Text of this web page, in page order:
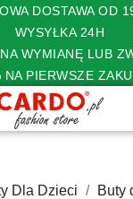
DOSTAWA OD
WYSYŁKA 24H
WYMIANĘ LUB
NA PIERWSZE
Dla Dzieci
Buty